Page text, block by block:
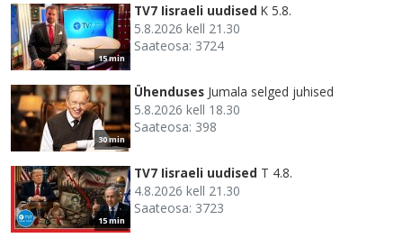
15 min
TV7 Iisraeli uudised K 5.8.
5.8.2026 kell 21.30
Saateosa: 3724
30 min
Ühenduses Jumala selged juhised
5.8.2026 kell 18.30
Saateosa: 398
15 min
TV7 Iisraeli uudised T 4.8.
4.8.2026 kell 21.30
Saateosa: 3723